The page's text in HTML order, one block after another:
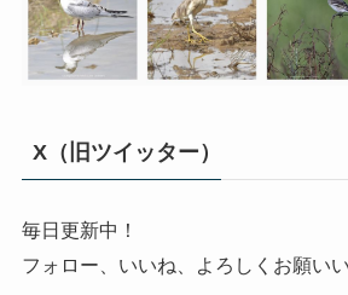
X（旧ツイッター）
毎日更新中！
フォロー、いいね、よろしくお願い